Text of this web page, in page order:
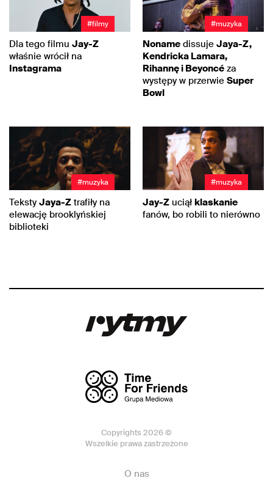
#filmy
Dla tego filmu Jay-Z
właśnie wrócił na
Instagrama
#muzyka
Noname dissuje Jaya-Z,
Kendricka Lamara,
Rihannę i Beyoncé za
występy w przerwie Super
Bowl
#muzyka
Teksty Jaya-Z trafiły na
elewację brooklyńskiej
biblioteki
#muzyka
Jay-Z uciął klaskanie
fanów, bo robili to nierówno
Copyrights 2026 ©
Wszelkie prawa zastrzeżone
O nas